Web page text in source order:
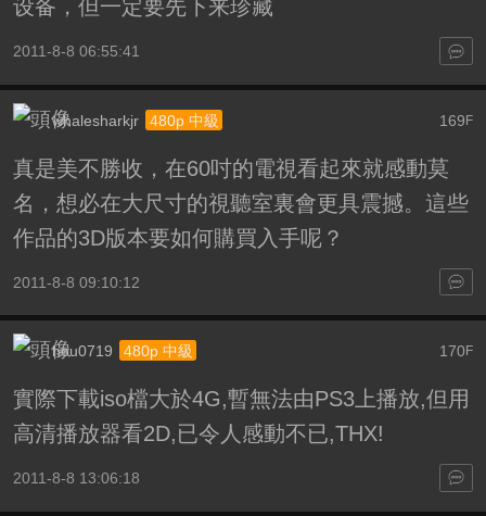
设备，但一定要先下来珍藏
2011-8-8 06:55:41
169 F
whalesharkjr 480p 中級
真是美不勝收，在60吋的電視看起來就感動莫
名，想必在大尺寸的視聽室裏會更具震撼。這些
作品的3D版本要如何購買入手呢？
2011-8-8 09:10:12
170F
hou0719 480p 中級
實際下載iso檔大於4G,暫無法由PS3上播放,但用
高清播放器看2D,已令人感動不已,THX!
2011-8-8 13:06:18